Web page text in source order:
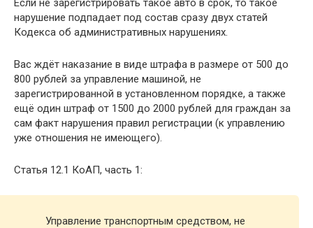
Если не зарегистрировать такое авто в срок, то такое
нарушение подпадает под состав сразу двух статей
Кодекса об административных нарушениях.
Вас ждёт наказание в виде штрафа в размере от 500 до
800 рублей за управление машиной, не
зарегистрированной в установленном порядке, а также
ещё один штраф от 1500 до 2000 рублей для граждан за
сам факт нарушения правил регистрации (к управлению
уже отношения не имеющего).
Статья 12.1 КоАП, часть 1:
Управление транспортным средством, не